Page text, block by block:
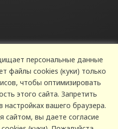
персональные данные
файлы cookies (куки) только
чтобы оптимизировать
этого сайта. Запретить
вашего браузера.
сайтом, вы даете согласие